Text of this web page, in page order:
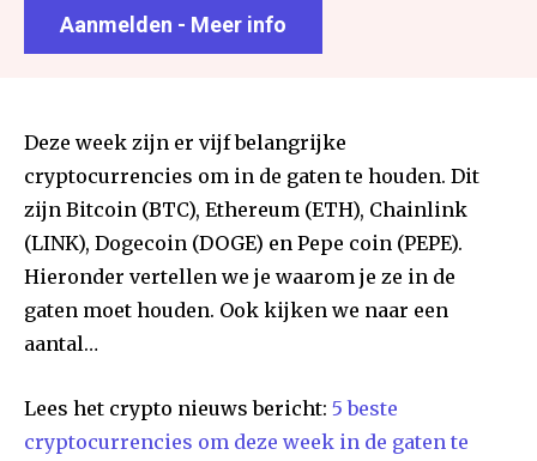
Aanmelden - Meer info
Deze week zijn er vijf belangrijke
cryptocurrencies om in de gaten te houden. Dit
zijn Bitcoin (BTC), Ethereum (ETH), Chainlink
(LINK), Dogecoin (DOGE) en Pepe coin (PEPE).
Hieronder vertellen we je waarom je ze in de
gaten moet houden. Ook kijken we naar een
aantal…
Lees het crypto nieuws bericht: 5 beste
cryptocurrencies om deze week in de gaten te